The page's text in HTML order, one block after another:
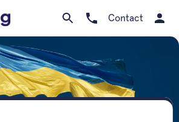
Contact